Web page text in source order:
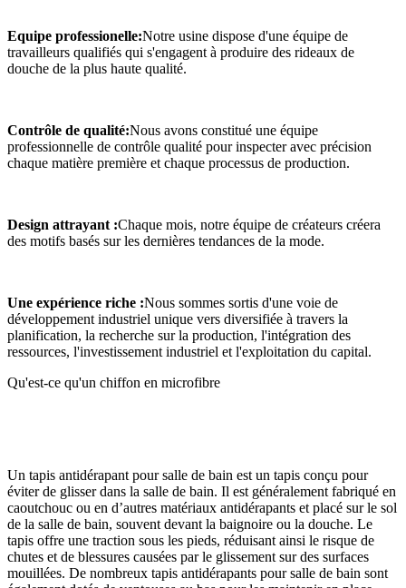
Equipe professionelle:Notre usine dispose d'une équipe de
travailleurs qualifiés qui s'engagent à produire des rideaux de
douche de la plus haute qualité.
Contrôle de qualité:Nous avons constitué une équipe
professionnelle de contrôle qualité pour inspecter avec précision
chaque matière première et chaque processus de production.
Design attrayant :Chaque mois, notre équipe de créateurs créera
des motifs basés sur les dernières tendances de la mode.
Une expérience riche :Nous sommes sortis d'une voie de
développement industriel unique vers diversifiée à travers la
planification, la recherche sur la production, l'intégration des
ressources, l'investissement industriel et l'exploitation du capital.
Qu'est-ce qu'un chiffon en microfibre
Un tapis antidérapant pour salle de bain est un tapis conçu pour
éviter de glisser dans la salle de bain. Il est généralement fabriqué en
caoutchouc ou en d’autres matériaux antidérapants et placé sur le sol
de la salle de bain, souvent devant la baignoire ou la douche. Le
tapis offre une traction sous les pieds, réduisant ainsi le risque de
chutes et de blessures causées par le glissement sur des surfaces
mouillées. De nombreux tapis antidérapants pour salle de bain sont